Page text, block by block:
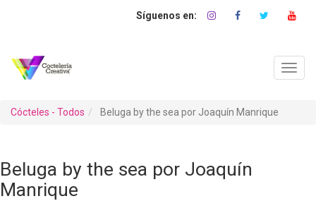
Cócteles - Todos Beluga by the sea por Joaquín Manrique
Beluga by the sea por Joaquín
Manrique